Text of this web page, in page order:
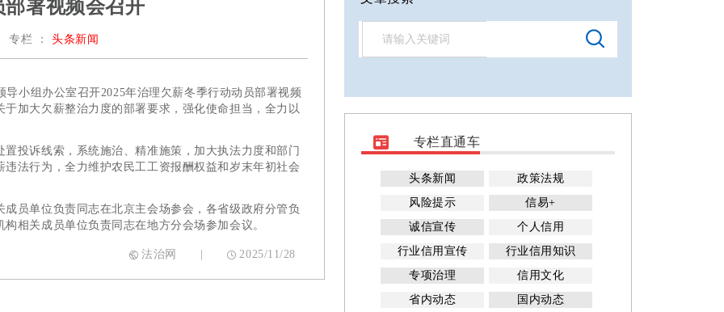
部署视频会召开
专栏 ： 头条新闻
组办公室召开2025年治理欠薪冬季行动动员部署视频
加大欠薪整治力度的部署要求，强化使命担当，全力以
诉线索，系统施治、精准施策，加大执法力度和部门
法行为，全力维护农民工工资报酬权益和岁末年初社会
单位负责同志在北京主会场参会，各省级政府分管负
相关成员单位负责同志在地方分会场参加会议。
法治网 2025/11/28
专栏直通车
头条新闻
政策法规
风险提示
信易+
诚信宣传
个人信用
行业信用宣传
行业信用知识
专项治理
信用文化
省内动态
国内动态